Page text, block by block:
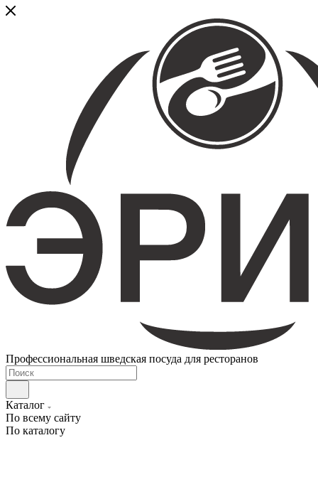
Профессиональная шведская посуда для ресторанов
Каталог
По всему сайту
По каталогу